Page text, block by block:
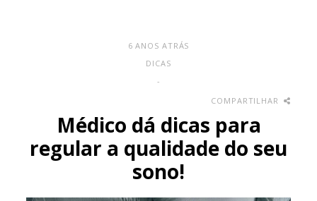
6 ANOS ATRÁS
DICAS
-
COMPARTILHAR
Médico dá dicas para
regular a qualidade do seu
sono!